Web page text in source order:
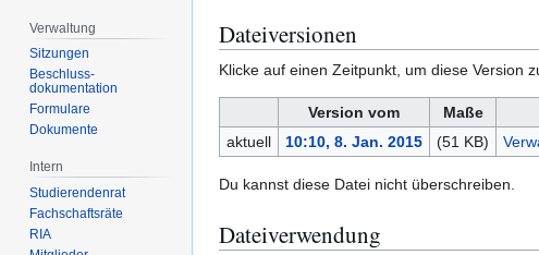
Dateiversionen
Klicke auf einen Zeitpunkt, um diese Version
Version vom Maße
aktuell
10:10, 8. Jan. 2015 (51 KB)
Du kannst diese Datei nicht überschreiben.
Dateiverwendung
Verwaltung
Sitzungen
Beschluss-
dokumentation
Formulare
Dokumente
Intern
Studierendenrat
Fachschaftsräte
RIA